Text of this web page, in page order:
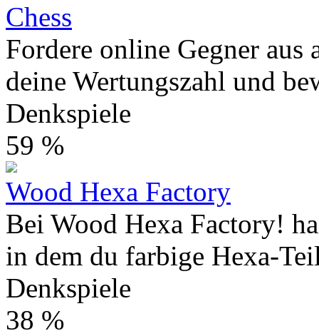
Chess
Fordere online Gegner aus
deine Wertungszahl und
Denkspiele
59 %
Wood Hexa Factory
Bei Wood Hexa Factory!
in dem du farbige Hexa-
Denkspiele
38 %